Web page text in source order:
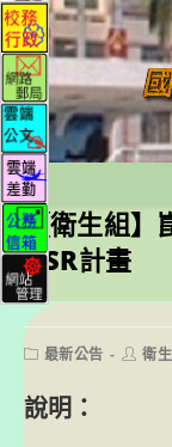
跳
轉
至
主
要
內
容
【衛生組】
USR計畫
Post最新公告
Post衛
說明：